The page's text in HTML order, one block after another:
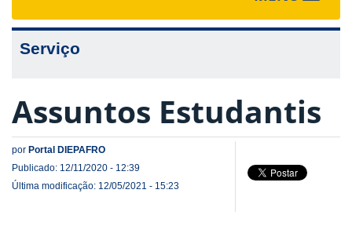
Serviço
Assuntos Estudantis
por Portal DIEPAFRO
Publicado: 12/11/2020 - 12:39
Última modificação: 12/05/2021 - 15:23